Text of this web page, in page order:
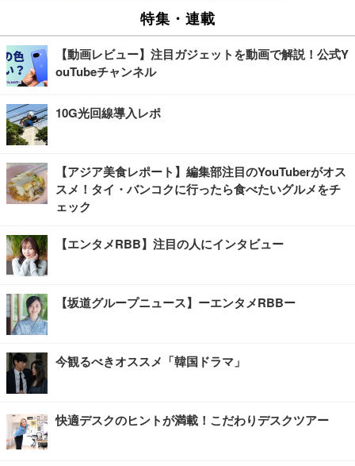
特集・連載
【動画レビュー】注目ガジェットを動画で解説！公式Y
ouTubeチャンネル
10G光回線導入レポ
【アジア美食レポート】編集部注目のYouTuberがオス
スメ！タイ・バンコクに行ったら食べたいグルメをチ
ェック
【エンタメRBB】注目の人にインタビュー
【坂道グループニュース】ーエンタメRBBー
今観るべきオススメ「韓国ドラマ」
快適デスクのヒントが満載！こだわりデスクツアー